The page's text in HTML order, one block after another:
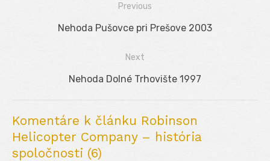
Navigácia
Previous
Previous
Nehoda Pušovce pri Prešove 2003
Next
Next
Nehoda Dolné Trhovište 1997
Komentáre k článku Robinson
Helicopter Company – história
spoločnosti (6)